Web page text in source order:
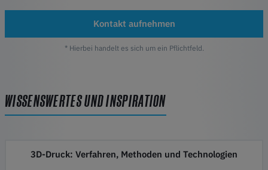
Kontakt aufnehmen
* Hierbei handelt es sich um ein Pflichtfeld.
WISSENSWERTES UND INSPIRATION
3D-Druck: Verfahren, Methoden und Technologien